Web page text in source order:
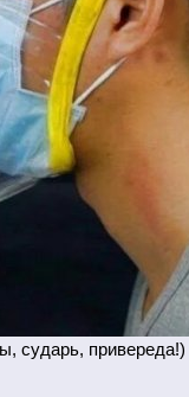
сударь, привереда!)